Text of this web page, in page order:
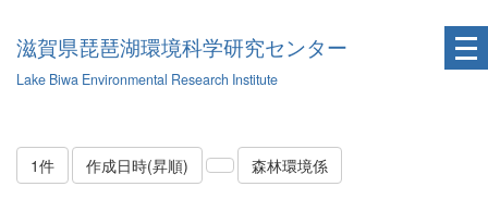
滋賀県琵琶湖環境科学研究センター
Lake Biwa Environmental Research Institute
1件 作成日時(昇順) 森林環境係